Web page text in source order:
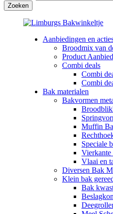
Aanbiedingen en
Broodmix van
Product
Combi deals
Combi
Combi
Bak materialen
Bakvormen
Muffin
Speciale
Vierkante
Vlaai en
Diversen Bak
Klein bak
Bak